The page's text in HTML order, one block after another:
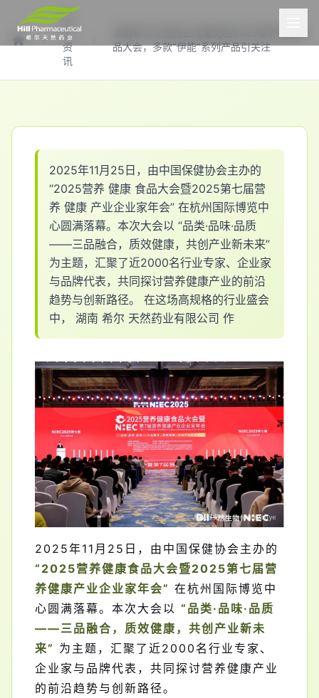
希
尔
资
讯
品大会，多款“伊能”系列产品引关注
2025年11月 25 日 ， 由中国保健协会主办的
“2025营养 健康 食品大会暨2025第七届营
养 健康 产业企业家年会” 在杭州 国 际博览中
心圆满落幕。 本次大会以 “品类·品味·品质
——三品融合， 质效健康， 共创 产业新未来”
为主题， 汇聚了近2000名行业专家、 企业家
与品牌代表， 共同探讨营养健康产业的前沿
趋势与创 新路径。 在这场高规格的行业盛会
中， 湖南 希尔 天然药业有限公司 作
2025年11月25日，由中国保健协会主办的
“2025营养健康食品大会暨2025第七届营
养健康产业企业家年会” 在杭州国际博览中
心圆满落幕。本次大会以 “品类·品味·品质
——三品融合，质效健康，共创产业新未
来” 为主题，汇聚了近2000名行业专家、
企业家与品牌代表，共同探讨营养健康产业
的前沿趋势与创新路径。